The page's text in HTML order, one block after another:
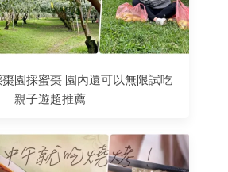
園採蜜棗 園內還可以無限試吃
親子遊超推薦